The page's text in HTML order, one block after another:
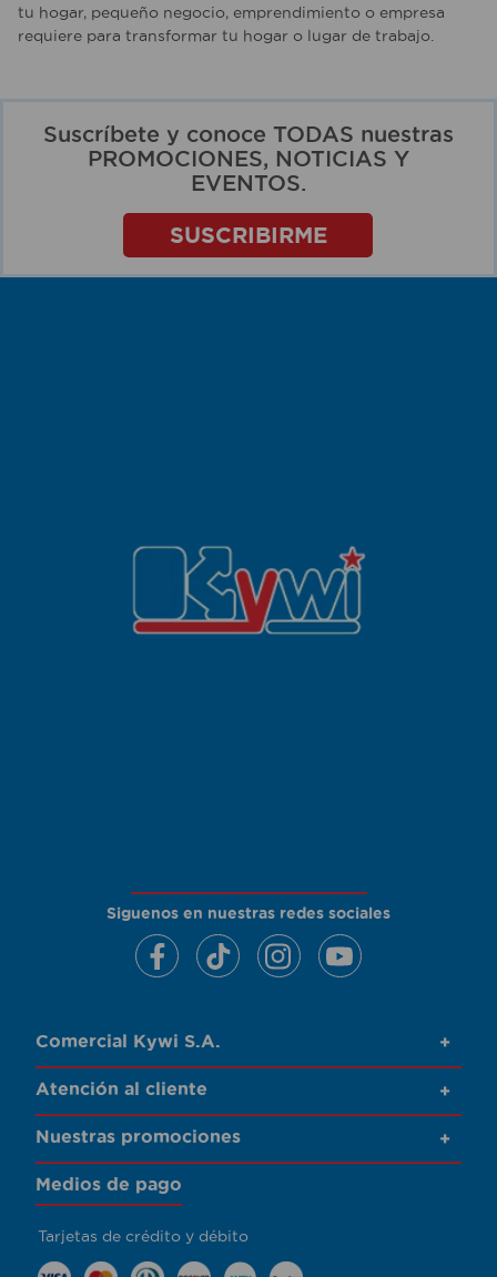
tu hogar, pequeño negocio, emprendimiento o empresa
requiere para transformar tu hogar o lugar de trabajo.
Suscríbete y conoce TODAS nuestras
PROMOCIONES, NOTICIAS Y
EVENTOS.
SUSCRIBIRME
Siguenos en nuestras redes sociales
Comercial Kywi S.A. +
Atención al cliente +
Nuestras promociones +
Medios de pago
Tarjetas de crédito y débito